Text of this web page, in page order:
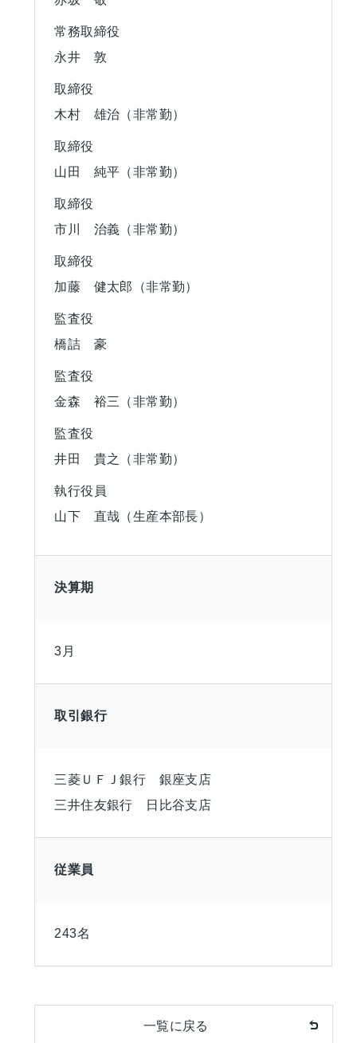
常務取締役
永井 敦
取締役
木村 雄治（非常勤）
取締役
山田 純平（非常勤）
取締役
市川 治義（非常勤）
取締役
加藤 健太郎（非常勤）
監査役
橋詰 豪
監査役
金森 裕三（非常勤）
監査役
井田 貴之（非常勤）
執行役員
山下 直哉（生産本部長）
決算期
3月
取引銀行
三菱ＵＦＪ銀行 銀座支店
三井住友銀行 日比谷支店
従業員
243名
一覧に戻る